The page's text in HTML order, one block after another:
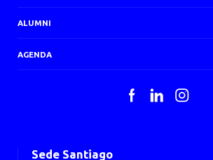
ALUMNI
AGENDA
FacebookLinkedInInstagram
Sede Santiago